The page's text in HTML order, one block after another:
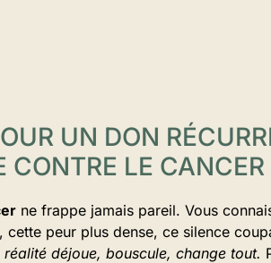
UN DON
LE CANCER
ne frappe jamais pareil. Vous
peur plus dense, ce silence
déjoue, bouscule, change tout.